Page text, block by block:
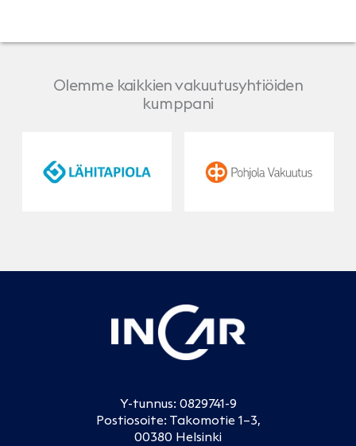
Olemme kaikkien vakuutusyhtiöiden
kumppani
LähiTapiola Pohjola
Y-tunnus: 0829741-9
Postiosoite: Takomotie 1–3,
00380 Helsinki